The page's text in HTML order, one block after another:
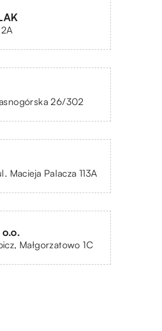
26/302
Palacza 113A
Małgorzatowo 1C